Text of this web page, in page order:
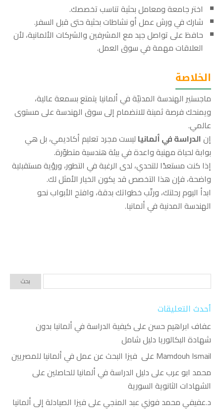
اختر جامعة ومعامل بحثية تناسب تخصصك.
شارك في ورش عمل أو نشاطات بحثية حتى قبل السفر.
حافظ على تواصل جيد مع المشرفين والشركات الألمانية، لأن
العلاقات مهمة في سوق العمل.
الخلاصة
ماجستير الهندسة المدنيّة في ألمانيا يتمتع بسمعة عالية،
ويمنحك فرصة ثمينة للانضمام إلى سوق الهندسة على مستوى
عالمي.
إن الدراسة في ألمانيا ليست مجرد تعليم أكاديمي، بل هي
بوابة لحياة مهنية واعدة في بيئة هندسية متطوّرة.
إذا كنت مستعدًا للتحدي، لدى الرغبة في التطور، ورؤية مستقبلية
واضحة، فإن هذا التخصص قد يكون الخيار الأمثل لك.
ابدأ اليوم رحلتك، ورتّب خطواتك بدقة، وافتح الأبواب نحو
الهندسة المدنية في ألمانيا.
أحدث التعليقات
عفاف ابراهيم حسنعلىكيفية الدراسة في ألمانيا بدون
شهادة البكالوريا دليل شامل
Mamdouh Ismail على فيزا البحث عن عمل في ألمانيا للمصريين
محمد ابو عربعلىدليل الدراسة في ألمانيا للحاصلين على
الشهادات الثانوية السورية
د.عفيفي محمد فوزي عبد المنجيعلىفيزا الصيادلة إلى ألمانيا